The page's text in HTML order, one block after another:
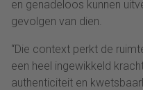
en genadeloos kunnen
gevolgen van dien.
“Die context perkt de
een heel ingewikkeld
authenticiteit en